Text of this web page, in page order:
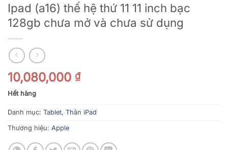
Ipad (a16) thế hệ thứ 11 11 inch bạc
128gb chưa mở và chưa sử dụng
10,080,000 ₫
Hết hàng
Danh mục: Tablet, Thân iPad
Thương hiệu: Apple